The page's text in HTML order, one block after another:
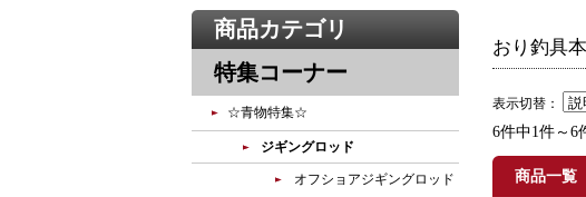
おり釣具
表示切替：
6件中1件～6
商品一覧
商品カテゴリ
特集コーナー
☆青物特集☆
ジギングロッド
オフショアジギングロッド